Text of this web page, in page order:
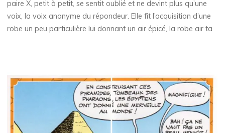
paire X, petit à petit, se sentit oublié et ne devint plus qu’une
voix, la voix anonyme du répondeur. Elle fit l’acquisition d’une
robe un peu particulière lui donnant un air épicé, la robe air ta